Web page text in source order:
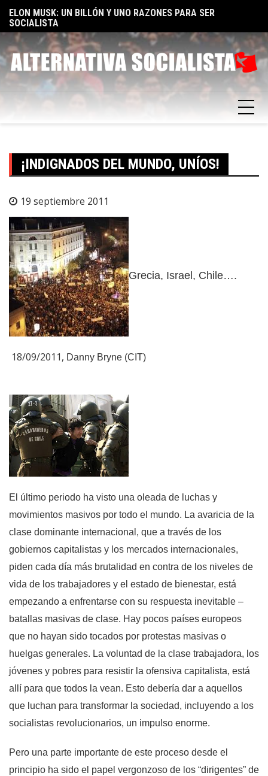
Skip
content
ELON MUSK: UN BILLÓN Y UNO RAZONES PARA SER
SOCIALISTA
¡INDIGNADOS DEL MUNDO, UNÍOS!
19 septiembre 2011
Grecia, Israel, Chile….
18/09/2011, Danny Bryne (CIT)
El último periodo ha visto una oleada de luchas y
movimientos masivos por todo el mundo. La avaricia de la
clase dominante internacional, que a través de los
gobiernos capitalistas y los mercados internacionales,
piden cada día más brutalidad en contra de los niveles de
vida de los trabajadores y el estado de bienestar, está
empezando a enfrentarse con su respuesta inevitable –
batallas masivas de clase. Hay pocos países europeos
que no hayan sido tocados por protestas masivas o
huelgas generales. La voluntad de la clase trabajadora, los
jóvenes y pobres para resistir la ofensiva capitalista, está
allí para que todos la vean. Esto debería dar a aquellos
que luchan para transformar la sociedad, incluyendo a los
socialistas revolucionarios, un impulso enorme.
Pero una parte importante de este proceso desde el
principio ha sido el papel vergonzoso de los “dirigentes” de